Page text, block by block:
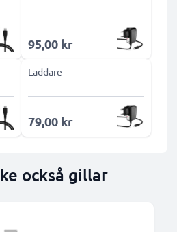
95,00 kr
Laddare
79,00 kr
också gillar